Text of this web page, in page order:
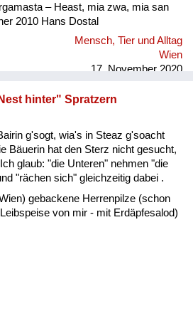
– Heast, mia zwa, mia san
2010 Hans Dostal
Mensch, Tier und Alltag
Wien
17. November 2020
hinter" Spratzern
g'sogt, wia's in Steaz g'soacht
Bäuerin hat den Sterz nicht gesucht,
glaub: "die Unteren" nehmen "die
"rächen sich" gleichzeitig dabei .
gebackene Herrenpilze (schon
von mir - mit Erdäpfesalod)